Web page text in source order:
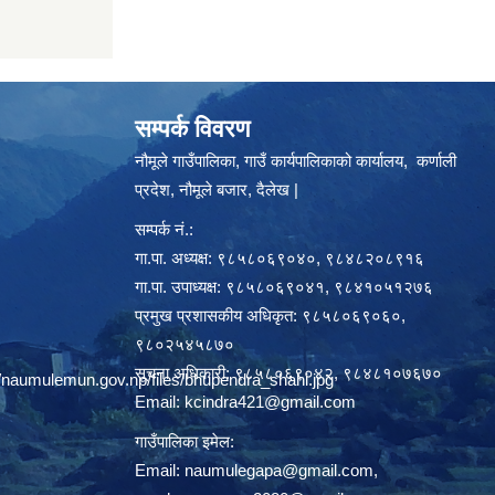
files/bhupendra_shahi.jpg
सम्पर्क विवरण
नौमूले गाउँपालिका, गाउँ कार्यपालिकाको कार्यालय, कर्णाली
प्रदेश, नौमूले बजार, दैलेख |
सम्पर्क नं.:
गा.पा. अध्यक्ष: ९८५८०६९०४०, ९८४८२०८९१६
गा.पा. उपाध्यक्ष: ९८५८०६९०४१, ९८४१०५१२७६
प्रमुख प्रशासकीय अधिकृत: ९८५८०६९०६०,
९८०२५४५८७०
सूचना अधिकारी: ९८५८०६९०४२, ९८४८१०७६७०
Email:kcindra421@gmail.com
गाउँपालिका इमेल:
Email: naumulegapa@gmail.com,